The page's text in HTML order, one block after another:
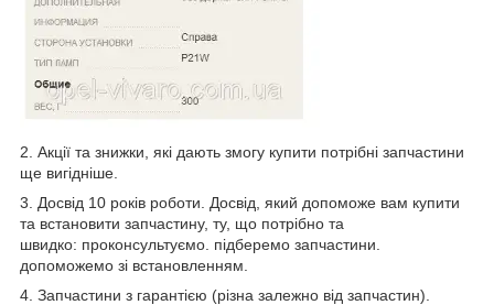
2. Акції та знижки, які дають змогу купити потрібні запчастини
ще вигідніше.
3. Досвід 10 років роботи. Досвід, який допоможе вам купити
та встановити запчастину, ту, що потрібно та
швидко: проконсультуємо. підберемо запчастини.
допоможемо зі встановленням.
4. Запчастини з гарантією (різна залежно від запчастин).